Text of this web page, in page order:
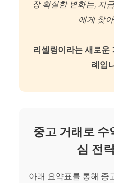
장 확실한 변화는, 지
에게 찾
리셀링이라는 새로운
례입
중고 거래로 수
심 전
아래 요약표를 통해 중